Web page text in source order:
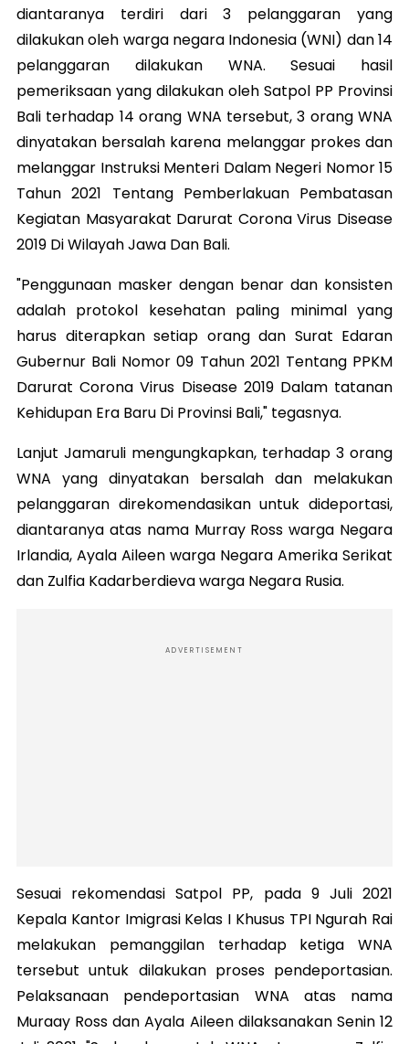
diantaranya terdiri dari 3 pelanggaran yang
dilakukan oleh warga negara Indonesia (WNI) dan 14
pelanggaran dilakukan WNA. Sesuai hasil
pemeriksaan yang dilakukan oleh Satpol PP Provinsi
Bali terhadap 14 orang WNA tersebut, 3 orang WNA
dinyatakan bersalah karena melanggar prokes dan
melanggar Instruksi Menteri Dalam Negeri Nomor 15
Tahun 2021 Tentang Pemberlakuan Pembatasan
Kegiatan Masyarakat Darurat Corona Virus Disease
2019 Di Wilayah Jawa Dan Bali.
"Penggunaan masker dengan benar dan konsisten
adalah protokol kesehatan paling minimal yang
harus diterapkan setiap orang dan Surat Edaran
Gubernur Bali Nomor 09 Tahun 2021 Tentang PPKM
Darurat Corona Virus Disease 2019 Dalam tatanan
Kehidupan Era Baru Di Provinsi Bali," tegasnya.
Lanjut Jamaruli mengungkapkan, terhadap 3 orang
WNA yang dinyatakan bersalah dan melakukan
pelanggaran direkomendasikan untuk dideportasi,
diantaranya atas nama Murray Ross warga Negara
Irlandia, Ayala Aileen warga Negara Amerika Serikat
dan Zulfia Kadarberdieva warga Negara Rusia.
ADVERTISEMENT
Sesuai rekomendasi Satpol PP, pada 9 Juli 2021
Kepala Kantor Imigrasi Kelas I Khusus TPI Ngurah Rai
melakukan pemanggilan terhadap ketiga WNA
tersebut untuk dilakukan proses pendeportasian.
Pelaksanaan pendeportasian WNA atas nama
Muraay Ross dan Ayala Aileen dilaksanakan Senin 12